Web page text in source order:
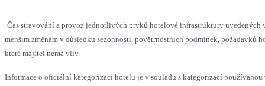
Čas stravování a provoz jednotlivých prvků hotelové infrastruktury uvedených
menším změnám v důsledku sezónnosti, povětrnostních podmínek, požadavků
které majitel nemá vliv.
Informace o oficiální kategorizaci hotelu je v souladu s kategorizací používanou